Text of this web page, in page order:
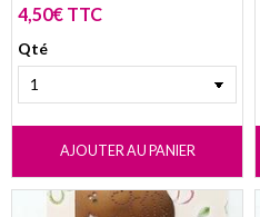
4,50€ TTC
Qté
AJOUTER AU PANIER